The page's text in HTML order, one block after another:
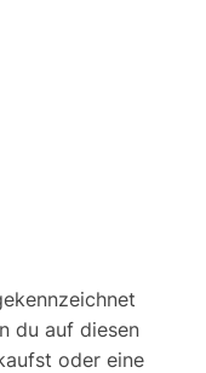
du auf diesen
oder eine